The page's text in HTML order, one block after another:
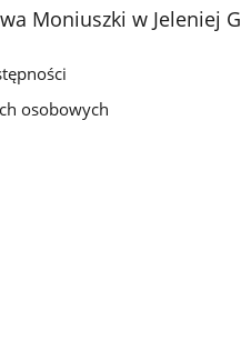
Moniuszki w Jeleniej
osobowych